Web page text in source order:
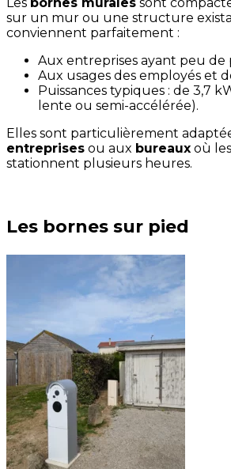
Les bornes murales sont
sur un mur ou une structure
conviennent parfaitement :
Aux entreprises ayant peu de
Aux usages des employés et
Puissances typiques : de 3,7
lente ou semi-accélérée).
Elles sont particulièrement
entreprises ou aux bureaux où
stationnent plusieurs heures.
Les bornes sur pied